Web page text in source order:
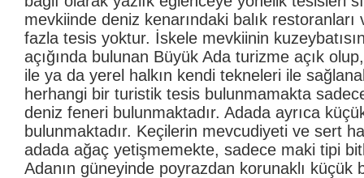
mevkiinde deniz kenarındaki balık restoranları
fazla tesis yoktur. İskele mevkiinin
açığında bulunan Büyük Ada turizme açık
ile ya da yerel halkın kendi tekneleri ile
herhangi bir turistik tesis bulunmamakta
deniz feneri bulunmaktadır. Adada ayrıca
bulunmaktadır. Keçilerin mevcudiyeti ve sert
adada ağaç yetişmemekte, sadece maki tipi
Adanın güneyinde poyrazdan korunaklı küçük